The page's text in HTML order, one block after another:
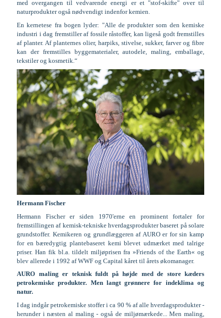
med overgangen til vedvarende energi er et "stof-skifte" over til
naturprodukter også nødvendigt indenfor kemien.
En kernetese fra bogen lyder: "Alle de produkter som den kemiske
industri i dag fremstiller af fossile råstoffer, kan ligeså godt fremstilles
af planter. Af planternes olier, harpiks, stivelse, sukker, farver og fibre
kan der fremstilles byggematerialer, autodele, maling, emballage,
tekstiler og kosmetik.“
Hermann Fischer
Hermann Fischer er siden 1970'erne en prominent fortaler for
fremstillingen af kemisk-tekniske hverdagsprodukter baseret på solare
grundstoffer. Kemikeren og grundlæggeren af AURO er for sin kamp
for en bæredygtig plantebaseret kemi blevet udmærket med talrige
priser. Han fik bl.a. tildelt miljøprisen fra »Friends of the Earth« og
blev allerede i 1992 af WWF og Capital kåret til årets økomanager.
AURO maling er teknisk fuldt på højde med de store kæders
petrokemiske produkter. Men langt grønnere for indeklima og
natur.
I dag indgår petrokemiske stoffer i ca 90 % af alle hverdagsprodukter -
herunder i næsten al maling - også de miljømærkede... Men maling,